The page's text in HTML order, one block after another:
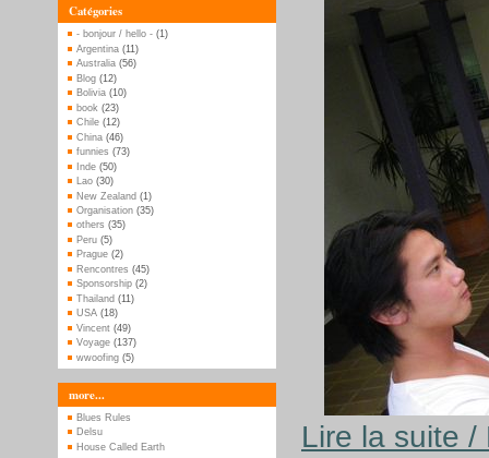
Catégories
- bonjour / hello - (1)
Argentina (11)
Australia (56)
Blog (12)
Bolivia (10)
book (23)
Chile (12)
China (46)
funnies (73)
Inde (50)
Lao (30)
New Zealand (1)
Organisation (35)
others (35)
Peru (5)
Prague (2)
Rencontres (45)
Sponsorship (2)
Thailand (11)
USA (18)
Vincent (49)
Voyage (137)
wwoofing (5)
more...
Blues Rules
Delsu
House Called Earth
Lire la suite /